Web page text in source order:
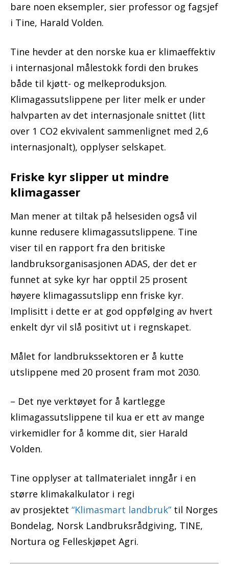
bare noen eksempler, sier professor og fagsjef
i Tine, Harald Volden.
Tine hevder at den norske kua er klimaeffektiv
i internasjonal målestokk fordi den brukes
både til kjøtt- og melkeproduksjon.
Klimagassutslippene per liter melk er under
halvparten av det internasjonale snittet (litt
over 1 CO2 ekvivalent sammenlignet med 2,6
internasjonalt), opplyser selskapet.
Friske kyr slipper ut mindre
klimagasser
Man mener at tiltak på helsesiden også vil
kunne redusere klimagassutslippene. Tine
viser til en rapport fra den britiske
landbruksorganisasjonen ADAS, der det er
funnet at syke kyr har opptil 25 prosent
høyere klimagassutslipp enn friske kyr.
Implisitt i dette er at god oppfølging av hvert
enkelt dyr vil slå positivt ut i regnskapet.
Målet for landbrukssektoren er å kutte
utslippene med 20 prosent fram mot 2030.
– Det nye verktøyet for å kartlegge
klimagassutslippene til kua er ett av mange
virkemidler for å komme dit, sier Harald
Volden.
Tine opplyser at tallmaterialet inngår i en
større klimakalkulator i regi
av prosjektet “Klimasmart landbruk” til Norges
Bondelag, Norsk Landbruksrådgiving, TINE,
Nortura og Felleskjøpet Agri.